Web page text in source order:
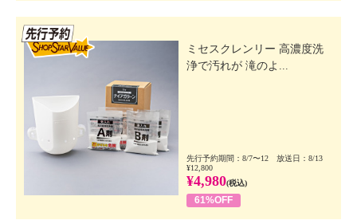
ミセスクレンリー 高濃度洗
浄で汚れが 滝のよ...
先行予約期間：8/7〜12 放送日：8/13
¥12,800
¥4,980(税込)
61%OFF